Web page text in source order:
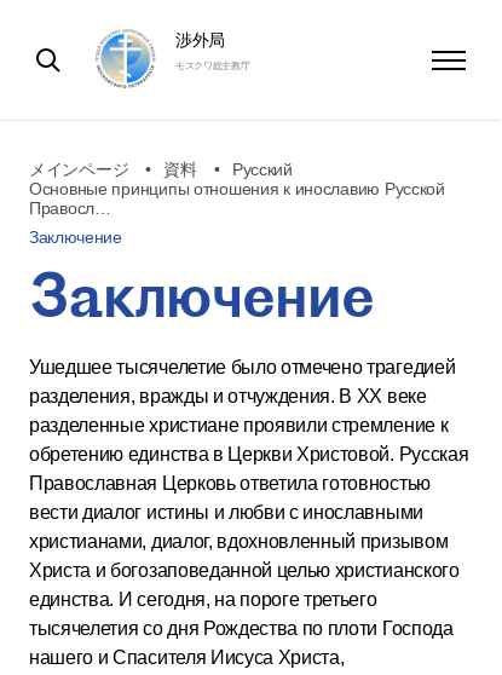
渉外局
モスクワ総主教庁
メインページ 資料
Русский
Основные принципы отношения к инославию Русской
Правосл…
Заключение
Заключение
Ушедшее тысячелетие было отмечено трагедией
разделения, вражды и отчуждения. В XX веке
разделенные христиане проявили стремление к
обретению единства в Церкви Христовой. Русская
Православная Церковь ответила готовностью
вести диалог истины и любви с инославными
христианами, диалог, вдохновленный призывом
Христа и богозаповеданной целью христианского
единства. И сегодня, на пороге третьего
тысячелетия со дня Рождества по плоти Господа
нашего и Спасителя Иисуса Христа,